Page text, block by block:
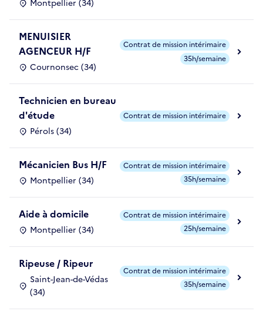
Montpellier (34)
MENUISIER
AGENCEUR H/F
Cournonsec (34)
Contrat de mission intérimaire
35h/semaine
Technicien en bureau
d'étude
Pérols (34)
Contrat de mission intérimaire
Mécanicien Bus H/F
Montpellier (34)
Contrat de mission intérimaire
35h/semaine
Aide à domicile
Montpellier (34)
Contrat de mission intérimaire
25h/semaine
Ripeuse / Ripeur
Saint-Jean-de-Védas
(34)
Contrat de mission intérimaire
35h/semaine